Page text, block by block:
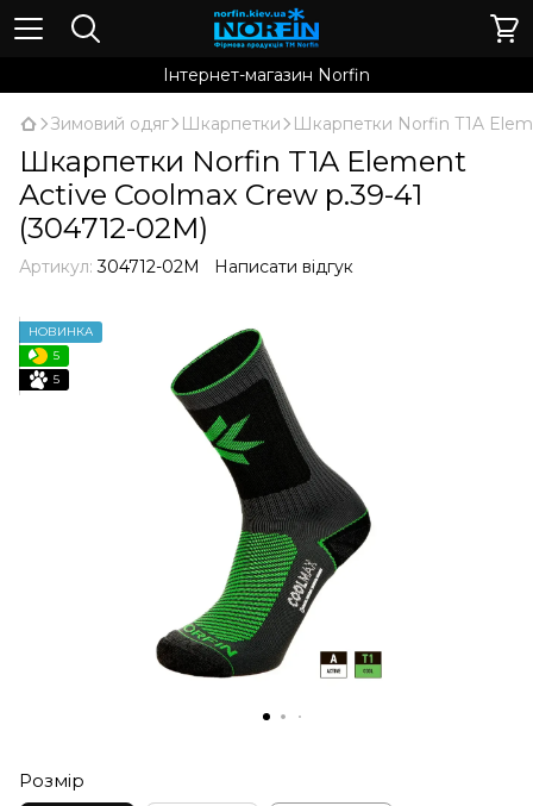
Інтернет-магазин Norfin
Зимовий одяг Шкарпетки Шкарпетки Norfin T1A
Шкарпетки Norfin T1A Element
Active Coolmax Crew р.39-41
(304712-02M)
Артикул: 304712-02M Написати відгук
НОВИНКА
5
5
Розмір